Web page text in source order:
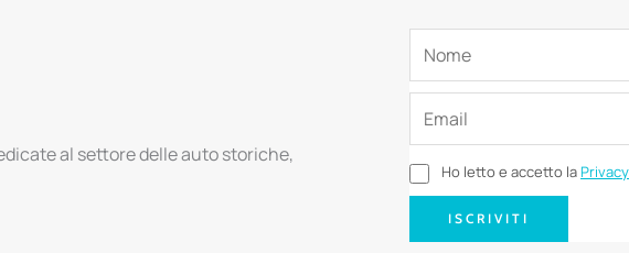
al settore delle auto storiche,
Ho letto e accetto la
ISCRIVITI